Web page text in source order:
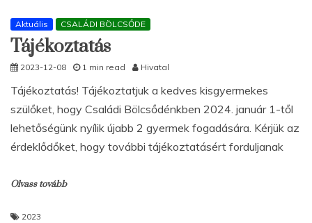
Aktuális CSALÁDI BÖLCSŐDE
Tájékoztatás
2023-12-08 1 min read Hivatal
Tájékoztatás! Tájékoztatjuk a kedves kisgyermekes
szülőket, hogy Családi Bölcsődénkben 2024. január 1-től
lehetőségünk nyílik újabb 2 gyermek fogadására. Kérjük az
érdeklődőket, hogy további tájékoztatásért forduljanak
Olvass tovább
2023